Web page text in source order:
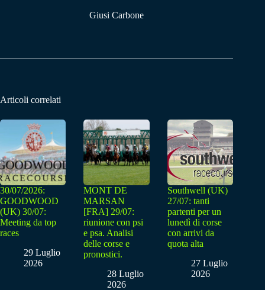
Giusi Carbone
Articoli correlati
30/07/2026:
GOODWOOD
(UK) 30/07:
Meeting da top
races
29 Luglio
2026
MONT DE
MARSAN
[FRA] 29/07:
riunione con psi
e psa. Analisi
delle corse e
pronostici.
28 Luglio
2026
Southwell (UK)
27/07: tanti
partenti per un
lunedì di corse
con arrivi da
quota alta
27 Luglio
2026